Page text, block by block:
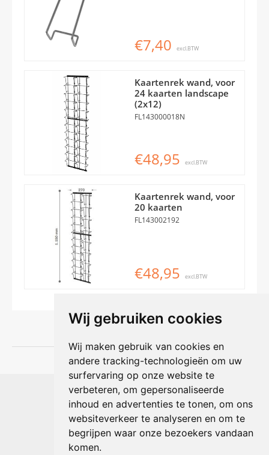
Wij gebruiken cookies
Wij maken gebruik van cookies en
andere tracking-technologieën om uw
surfervaring op onze website te
verbeteren, om gepersonaliseerde
inhoud en advertenties te tonen, om ons
websiteverkeer te analyseren en om te
begrijpen waar onze bezoekers vandaan
komen.
€7,40 excl.BTW
Kaartenrek wand, voor
24 kaarten landscape
(2x12)
FL143000018N
€48,95 excl.BTW
Kaartenrek wand, voor
20 kaarten
FL143002192
€48,95 excl.BTW
Shophouse online
Max Planckstraat 4
6716 BE Ede, Nederland
Telefoon:+31(0)318 618 121
E-mail: info@shophouse.nl
Geopend: ma t/m vr 09:00-17:00 uur